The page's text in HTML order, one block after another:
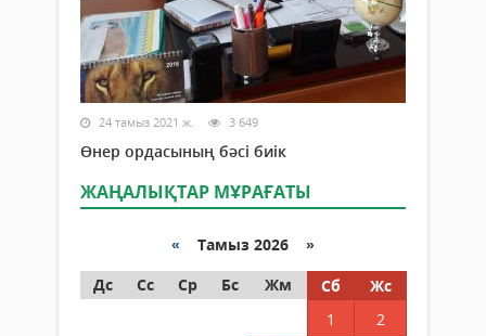
24 тамыз 2021 ж. 3 649
Өнер ордасының бәсі биік
ЖАҢАЛЫҚТАР МҰРАҒАТЫ
« Тамыз 2026 »
Дс
Сс Ср Бс Жм Сб
Жс
1
2